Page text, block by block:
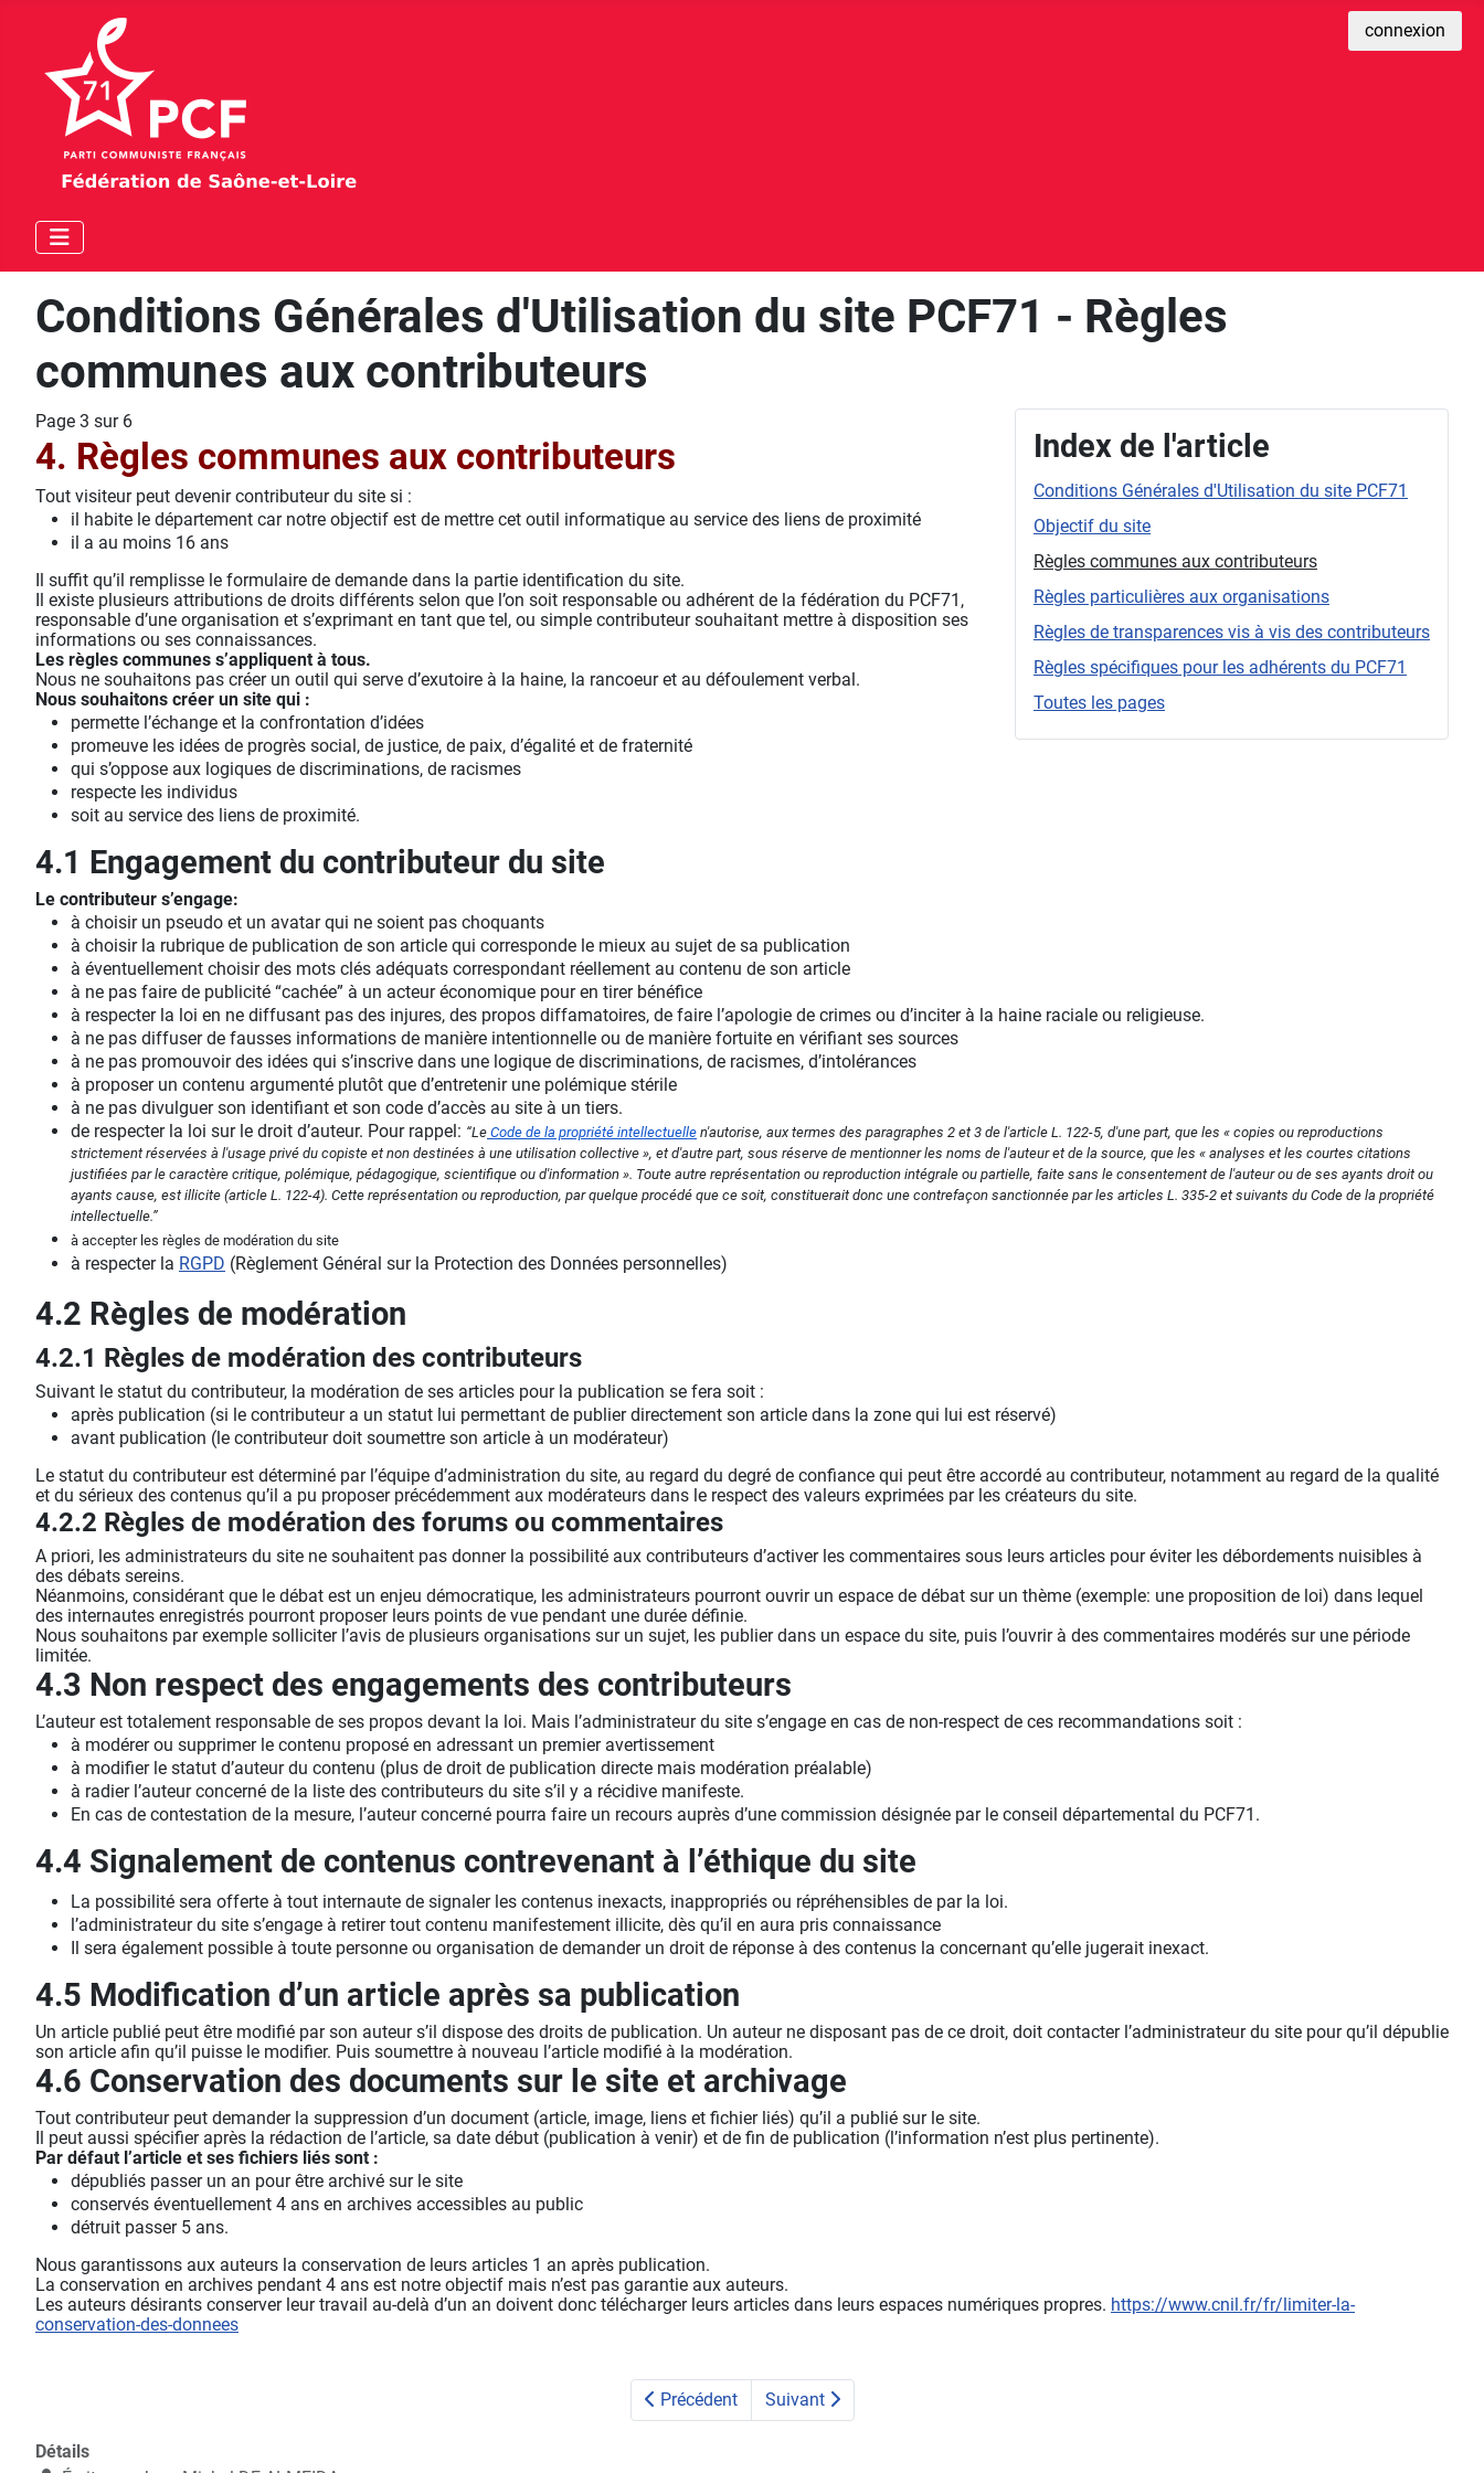
connexion
Conditions Générales d'Utilisation du site PCF71 - Règles
communes aux contributeurs
Index de l'article
Conditions Générales d'Utilisation du site PCF71
Objectif du site
Règles communes aux contributeurs
Règles particulières aux organisations
Règles de transparences vis à vis des contributeurs
Règles spécifiques pour les adhérents du PCF71
Toutes les pages
Page 3 sur 6
4. Règles communes aux contributeurs
Tout visiteur peut devenir contributeur du site si :
il habite le département car notre objectif est de mettre cet outil informatique au service des liens de proximité
il a au moins 16 ans
Il suffit qu’il remplisse le formulaire de demande dans la partie identification du site.
Il existe plusieurs attributions de droits différents selon que l’on soit responsable ou adhérent de la fédération du PCF71,
responsable d’une organisation et s’exprimant en tant que tel, ou simple contributeur souhaitant mettre à disposition ses
informations ou ses connaissances.
Les règles communes s’appliquent à tous.
Nous ne souhaitons pas créer un outil qui serve d’exutoire à la haine, la rancoeur et au défoulement verbal.
Nous souhaitons créer un site qui :
permette l’échange et la confrontation d’idées
promeuve les idées de progrès social, de justice, de paix, d’égalité et de fraternité
qui s’oppose aux logiques de discriminations, de racismes
respecte les individus
soit au service des liens de proximité.
4.1 Engagement du contributeur du site
Le contributeur s’engage:
à choisir un pseudo et un avatar qui ne soient pas choquants
à choisir la rubrique de publication de son article qui corresponde le mieux au sujet de sa publication
à éventuellement choisir des mots clés adéquats correspondant réellement au contenu de son article
à ne pas faire de publicité “cachée” à un acteur économique pour en tirer bénéfice
à respecter la loi en ne diffusant pas des injures, des propos diffamatoires, de faire l’apologie de crimes ou d’inciter à la haine raciale ou religieuse.
à ne pas diffuser de fausses informations de manière intentionnelle ou de manière fortuite en vérifiant ses sources
à ne pas promouvoir des idées qui s’inscrive dans une logique de discriminations, de racismes, d’intolérances
à proposer un contenu argumenté plutôt que d’entretenir une polémique stérile
à ne pas divulguer son identifiant et son code d’accès au site à un tiers.
de respecter la loi sur le droit d’auteur. Pour rappel: “Le Code de la propriété intellectuelle n'autorise, aux termes des paragraphes 2 et 3 de l'article L. 122-5, d'une part, que les « copies ou reproductions
strictement réservées à l'usage privé du copiste et non destinées à une utilisation collective », et d'autre part, sous réserve de mentionner les noms de l'auteur et de la source, que les « analyses et les courtes citations
justifiées par le caractère critique, polémique, pédagogique, scientifique ou d'information ». Toute autre représentation ou reproduction intégrale ou partielle, faite sans le consentement de l'auteur ou de ses ayants droit ou
ayants cause, est illicite (article L. 122-4). Cette représentation ou reproduction, par quelque procédé que ce soit, constituerait donc une contrefaçon sanctionnée par les articles L. 335-2 et suivants du Code de la propriété
intellectuelle.”
à accepter les règles de modération du site
à respecter la RGPD (Règlement Général sur la Protection des Données personnelles)
4.2 Règles de modération
4.2.1 Règles de modération des contributeurs
Suivant le statut du contributeur, la modération de ses articles pour la publication se fera soit :
après publication (si le contributeur a un statut lui permettant de publier directement son article dans la zone qui lui est réservé)
avant publication (le contributeur doit soumettre son article à un modérateur)
Le statut du contributeur est déterminé par l’équipe d’administration du site, au regard du degré de confiance qui peut être accordé au contributeur, notamment au regard de la qualité
et du sérieux des contenus qu’il a pu proposer précédemment aux modérateurs dans le respect des valeurs exprimées par les créateurs du site.
4.2.2 Règles de modération des forums ou commentaires
A priori, les administrateurs du site ne souhaitent pas donner la possibilité aux contributeurs d’activer les commentaires sous leurs articles pour éviter les débordements nuisibles à
des débats sereins.
Néanmoins, considérant que le débat est un enjeu démocratique, les administrateurs pourront ouvrir un espace de débat sur un thème (exemple: une proposition de loi) dans lequel
des internautes enregistrés pourront proposer leurs points de vue pendant une durée définie.
Nous souhaitons par exemple solliciter l’avis de plusieurs organisations sur un sujet, les publier dans un espace du site, puis l’ouvrir à des commentaires modérés sur une période
limitée.
4.3 Non respect des engagements des contributeurs
L’auteur est totalement responsable de ses propos devant la loi. Mais l’administrateur du site s’engage en cas de non-respect de ces recommandations soit :
à modérer ou supprimer le contenu proposé en adressant un premier avertissement
à modifier le statut d’auteur du contenu (plus de droit de publication directe mais modération préalable)
à radier l’auteur concerné de la liste des contributeurs du site s’il y a récidive manifeste.
En cas de contestation de la mesure, l’auteur concerné pourra faire un recours auprès d’une commission désignée par le conseil départemental du PCF71.
4.4 Signalement de contenus contrevenant à l’éthique du site
La possibilité sera offerte à tout internaute de signaler les contenus inexacts, inappropriés ou répréhensibles de par la loi.
l’administrateur du site s’engage à retirer tout contenu manifestement illicite, dès qu’il en aura pris connaissance
Il sera également possible à toute personne ou organisation de demander un droit de réponse à des contenus la concernant qu’elle jugerait inexact.
4.5 Modification d’un article après sa publication
Un article publié peut être modifié par son auteur s’il dispose des droits de publication. Un auteur ne disposant pas de ce droit, doit contacter l’administrateur du site pour qu’il dépublie
son article afin qu’il puisse le modifier. Puis soumettre à nouveau l’article modifié à la modération.
4.6 Conservation des documents sur le site et archivage
Tout contributeur peut demander la suppression d’un document (article, image, liens et fichier liés) qu’il a publié sur le site.
Il peut aussi spécifier après la rédaction de l’article, sa date début (publication à venir) et de fin de publication (l’information n’est plus pertinente).
Par défaut l’article et ses fichiers liés sont :
dépubliés passer un an pour être archivé sur le site
conservés éventuellement 4 ans en archives accessibles au public
détruit passer 5 ans.
Nous garantissons aux auteurs la conservation de leurs articles 1 an après publication.
La conservation en archives pendant 4 ans est notre objectif mais n’est pas garantie aux auteurs.
Les auteurs désirants conserver leur travail au-delà d’un an doivent donc télécharger leurs articles dans leurs espaces numériques propres. https://www.cnil.fr/fr/limiter-la-
conservation-des-donnees
Précédent Suivant
Détails